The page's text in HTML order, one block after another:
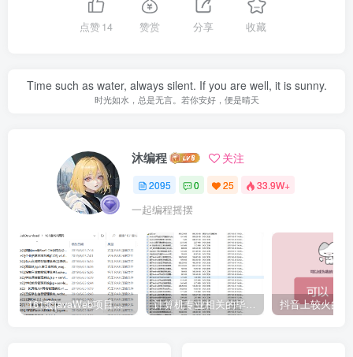
点赞14 赞赏 分享 收藏
Time such as water, always silent. If you are well, it is sunny.
时光如水，总是无言。若你安好，便是晴天
沐编程 关注
2095 0 25 33.9W+
一起编程摇摆
161套javaWeb项目源码免费分享